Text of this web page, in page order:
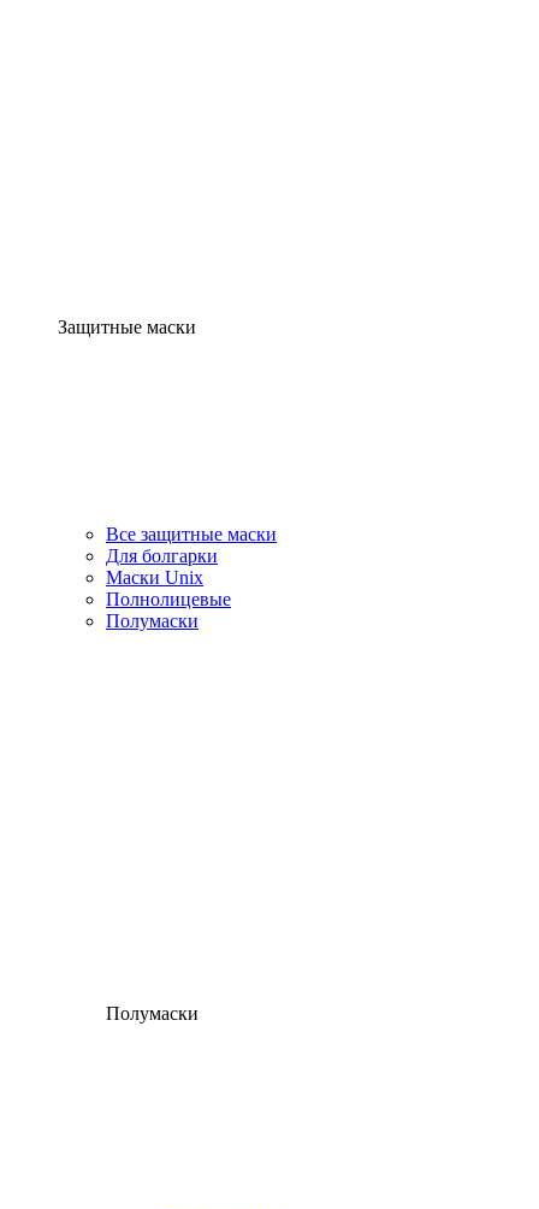
Защитные маски
Все защитные маски
Для болгарки
Маски Unix
Полнолицевые
Полумаски
Полумаски